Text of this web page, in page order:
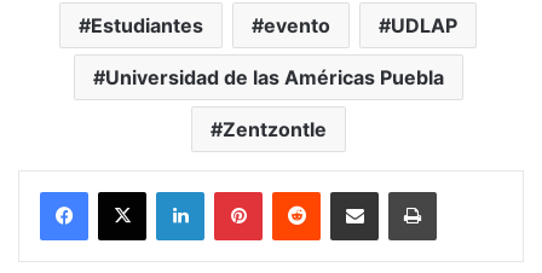
Estudiantes evento UDLAP
Universidad de las Américas Puebla
Zentzontle
LinkedInPinterestReddit Share via Email Print